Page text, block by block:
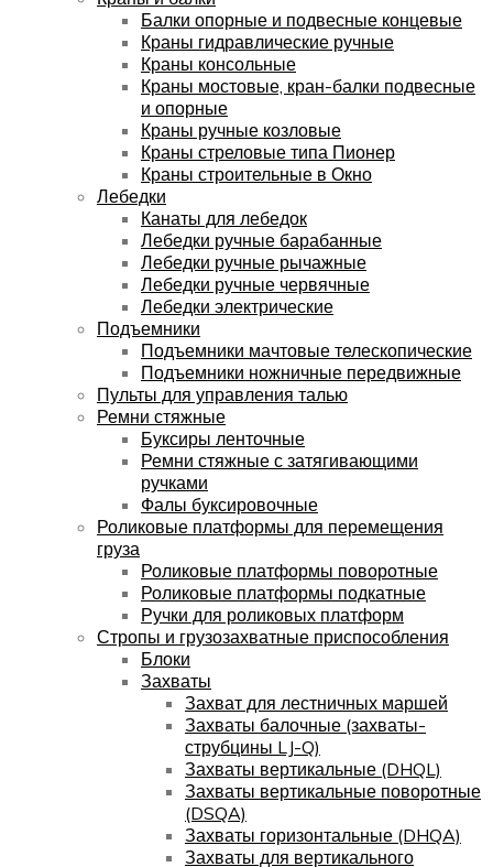
Балки опорные и подвесные концевые
Краны гидравлические ручные
Краны консольные
Краны мостовые, кран-балки подвесные
и опорные
Краны ручные козловые
Краны стреловые типа Пионер
Краны строительные в Окно
Лебедки
Канаты для лебедок
Лебедки ручные барабанные
Лебедки ручные рычажные
Лебедки ручные червячные
Лебедки электрические
Подъемники
Подъемники мачтовые телескопические
Подъемники ножничные передвижные
Пульты для управления талью
Ремни стяжные
Буксиры ленточные
Ремни стяжные с затягивающими
ручками
Фалы буксировочные
Роликовые платформы для перемещения
груза
Роликовые платформы поворотные
Роликовые платформы подкатные
Ручки для роликовых платформ
Стропы и грузозахватные приспособления
Блоки
Захваты
Захват для лестничных маршей
Захваты балочные (захваты-
струбцины LJ-Q)
Захваты вертикальные (DHQL)
Захваты вертикальные поворотные
(DSQA)
Захваты горизонтальные (DHQA)
Захваты для вертикального